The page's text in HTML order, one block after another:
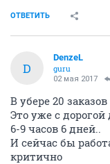
ОТВЕТИТЬ
D
DenzeL
guru
02 мая 2017
В убере 20
Это уже с
6-9 часов 6 дней..
И сейчас бы
критично